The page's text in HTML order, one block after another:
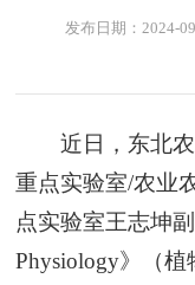
发布日期：2024-
近日，东北
重点实验室/农业
点实验室王志坤
Physiology》（